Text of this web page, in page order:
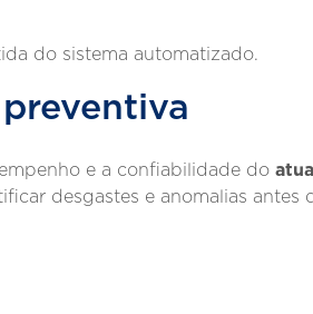
do sistema automatizado.
e a confiabilidade do
desgastes e anomalias antes